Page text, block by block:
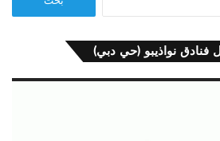
فنادق نواذيبو (حي دبي)